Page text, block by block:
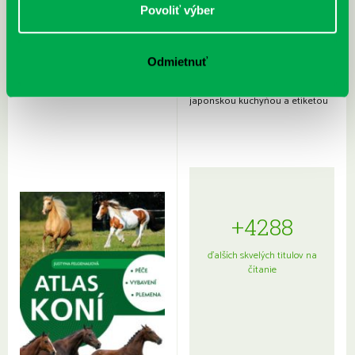
Povoliť výber
Odmietnuť
japonskou kuchyňou a etiketou
+4288
ďalších skvelých titulov na
čítanie